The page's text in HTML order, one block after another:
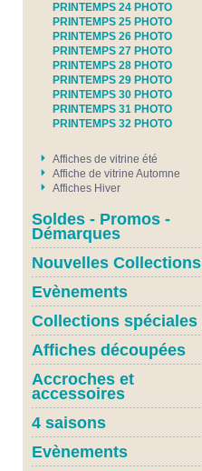
PRINTEMPS 24 PHOTO
PRINTEMPS 25 PHOTO
PRINTEMPS 26 PHOTO
PRINTEMPS 27 PHOTO
PRINTEMPS 28 PHOTO
PRINTEMPS 29 PHOTO
PRINTEMPS 30 PHOTO
PRINTEMPS 31 PHOTO
PRINTEMPS 32 PHOTO
Affiches de vitrine été
Affiche de vitrine Automne
Affiches Hiver
Soldes - Promos -
Démarques
Nouvelles Collections
Evènements
Collections spéciales
Affiches découpées
Accroches et
accessoires
4 saisons
Evènements